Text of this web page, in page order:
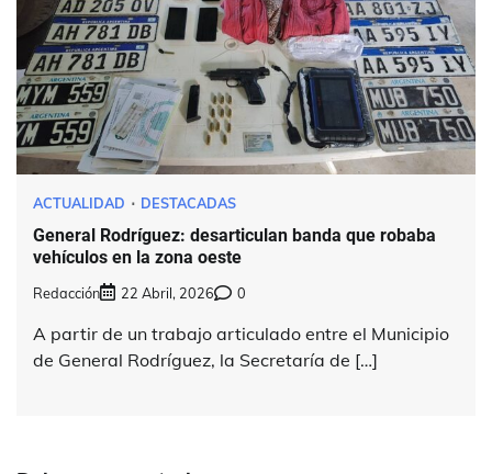
ACTUALIDAD DESTACADAS
General Rodríguez: desarticulan banda que robaba
vehículos en la zona oeste
Redacción 22 Abril, 2026 0
A partir de un trabajo articulado entre el Municipio
de General Rodríguez, la Secretaría de […]